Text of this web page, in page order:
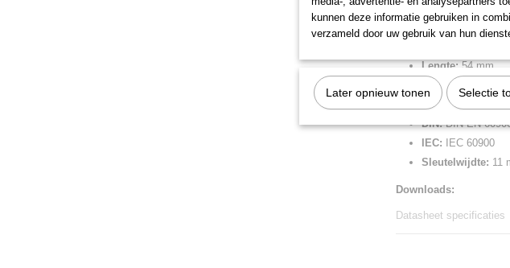
Productcode leverancier
Netto gewicht
Bruto gewicht
Afmetingen (l,b,h)
Steeksleutelinzetstuk
Voor zeskantmoeren
Lengte:54 mm
Vierkant
Diameter
DIN:DIN EN
IEC:
IEC 60900
Sleutelwijdte: 11
Downloads:
Datasheet specificaties
kunnen deze informatie gebruiken in
verzameld door uw gebruik van hun
Later opnieuw tonen Selectie